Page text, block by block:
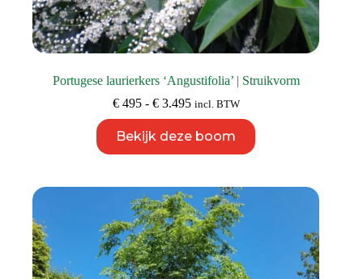
Portugese laurierkers ‘Angustifolia’ | Struikvorm
€495 - €3.495Prijsklasse:
€ 495
tot
incl. BTW
Bekijk deze boom
product
heeft
Deze
optie
kan
gekozen
worden
op